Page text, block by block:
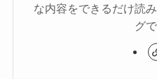
な内容をできるだけ読
グで